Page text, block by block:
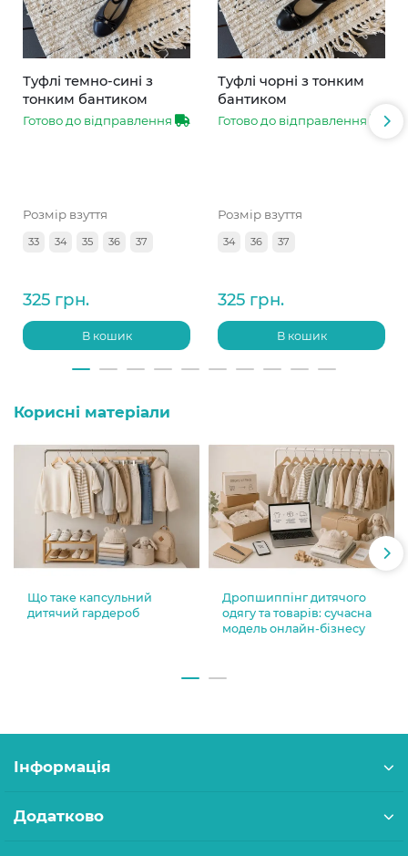
Туфлі темно-сині з
тонким бантиком
Готово до відправлення
Розмір взуття
33 34 35 36 37
325 грн.
В кошик
Туфлі чорні з тонким
бантиком
Готово до відправлення
Розмір взуття
34 36 37
325 грн.
В кошик
Корисні матеріали
Що таке капсульний
дитячий гардероб
Дропшиппінг дитячого
одягу та товарів: сучасна
модель онлайн-бізнесу
Інформація
Додатково